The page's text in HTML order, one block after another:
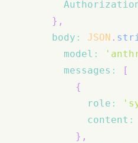
} ,
body : JSON .
model :
messages :
[
{
role :
content :
} ,